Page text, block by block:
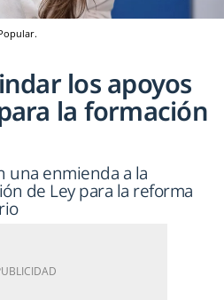
los apoyos
la formación
una enmienda a la
de Ley para la reforma